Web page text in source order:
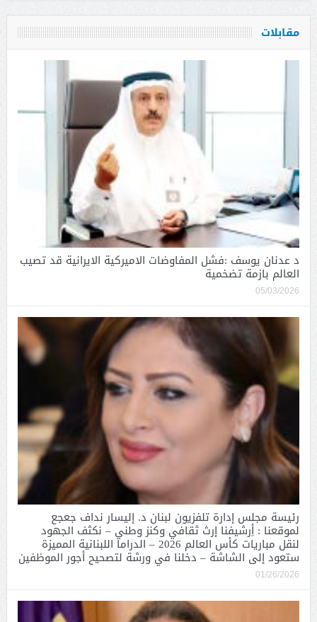
مقابلات
د عدنان يوسف :فشل المفاوضات الاميركية الايرانية قد تصيب
العالم بازمة تضخمية
05/03/2026
رئيسة مجلس إدارة تلفزيون لبنان د. إليسار نداف جعجع
لموقعنا : أِرشيفنا إرث ثقافي وكنز وطني – نكثف الجهود
لنقل مباريات كأس العالم 2026 – الدراما اللبنانية المميزة
ستعود إلى الشاشة – دخلنا في ورشة لتصحيح أجور الموظفين
01/26/2026